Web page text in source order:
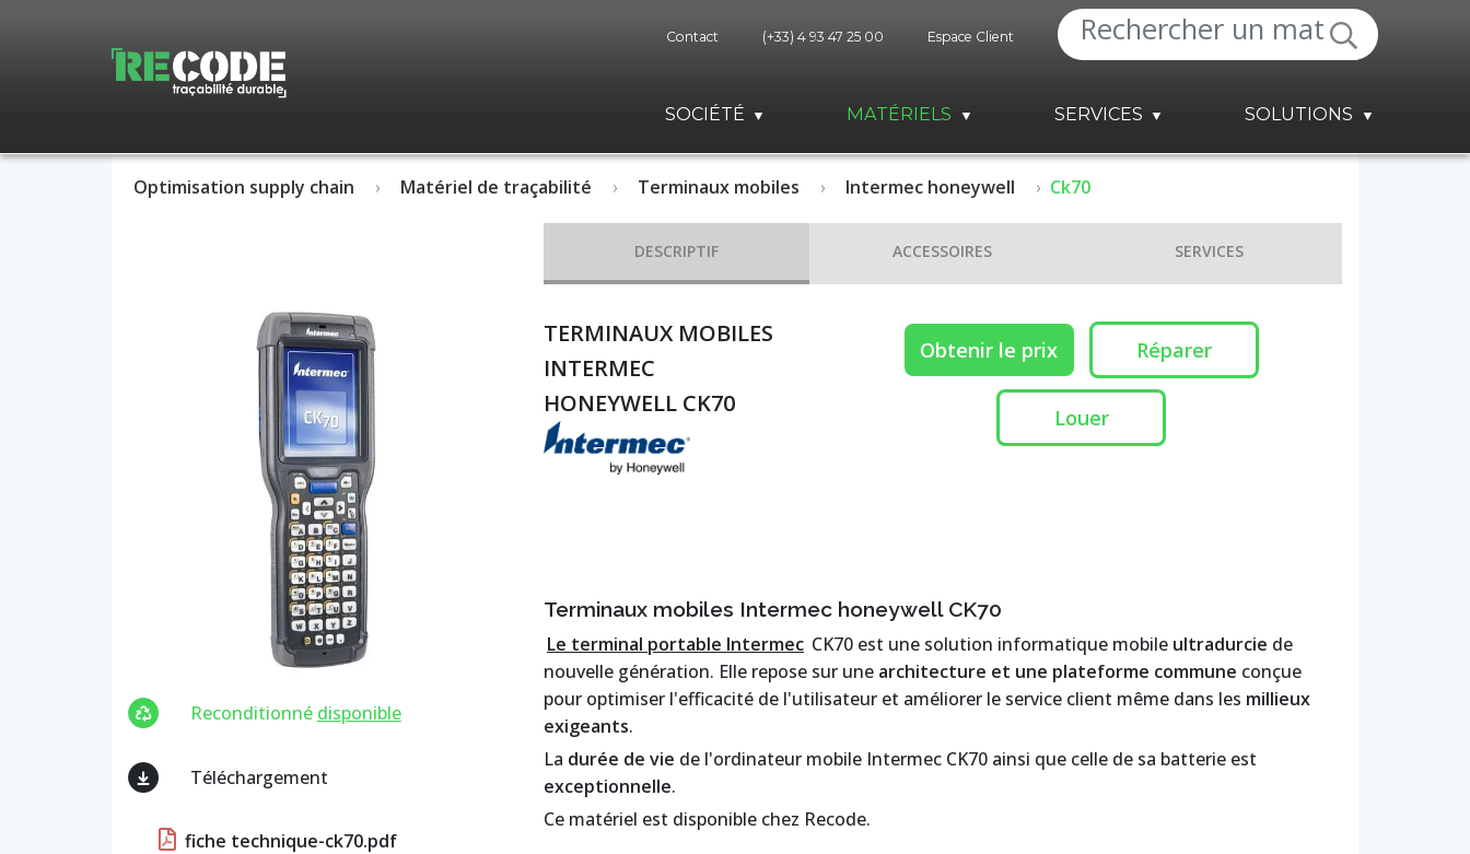
Contact (+33) 4 93 47 25 00 Espace Client
SOCIÉTÉ MATÉRIELS SERVICES SOLUTIONS
Optimisation supply chain Matériel de traçabilité Terminaux mobiles Intermec honeywell Ck70
Reconditionné disponible
Téléchargement
fiche technique-ck70.pdf
DESCRIPTIF ACCESSOIRES SERVICES
TERMINAUX MOBILES
INTERMEC
HONEYWELL CK70
Obtenir le prix Réparer
Louer
Terminaux mobiles Intermec honeywell CK70
Le terminal portable Intermec CK70 est une solution informatique mobile ultradurcie de
nouvelle génération. Elle repose sur une architecture et une plateforme commune conçue
pour optimiser l'efficacité de l'utilisateur et améliorer le service client même dans les millieux
exigeants.
La durée de vie de l'ordinateur mobile Intermec CK70 ainsi que celle de sa batterie est
exceptionnelle.
Ce matériel est disponible chez Recode.